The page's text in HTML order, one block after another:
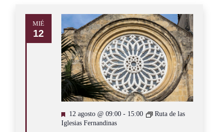
MIÉ
12
Destacado
12 agosto @ 09:00- 15:00
Ruta de las
Iglesias Fernandinas